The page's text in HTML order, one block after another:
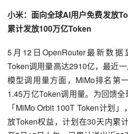
小米：面向全球AI用户免费发放
累计发放100万亿Token
5月12日OpenRouter最新数据
Token调用量高达2910亿，最近
模型调用量方面，MiMo排名第
1.45万亿Token调用量。为回馈
「MiMo Orbit 100T Token计划
放Token权益，计划在30天内累